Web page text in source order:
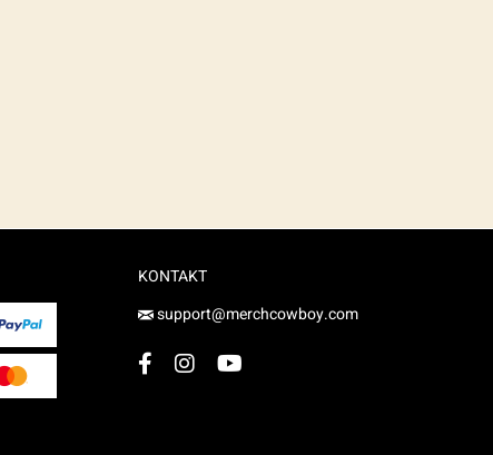
KONTAKT
support@merchcowboy.com